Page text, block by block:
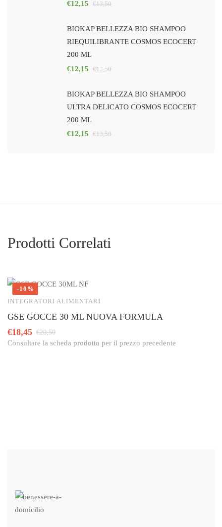
€12,15 €13,50
BIOKAP BELLEZZA BIO SHAMPOO
RIEQUILIBRANTE COSMOS ECOCERT
200 ML
€12,15 €13,50
BIOKAP BELLEZZA BIO SHAMPOO
ULTRA DELICATO COSMOS ECOCERT
200 ML
€12,15 €13,50
Prodotti Correlati
-10%
INTEGRATORI ALIMENTARI
GSE GOCCE 30 ML NUOVA FORMULA
€18,45 €20,50
Consultare la scheda prodotto per il prezzo precedente